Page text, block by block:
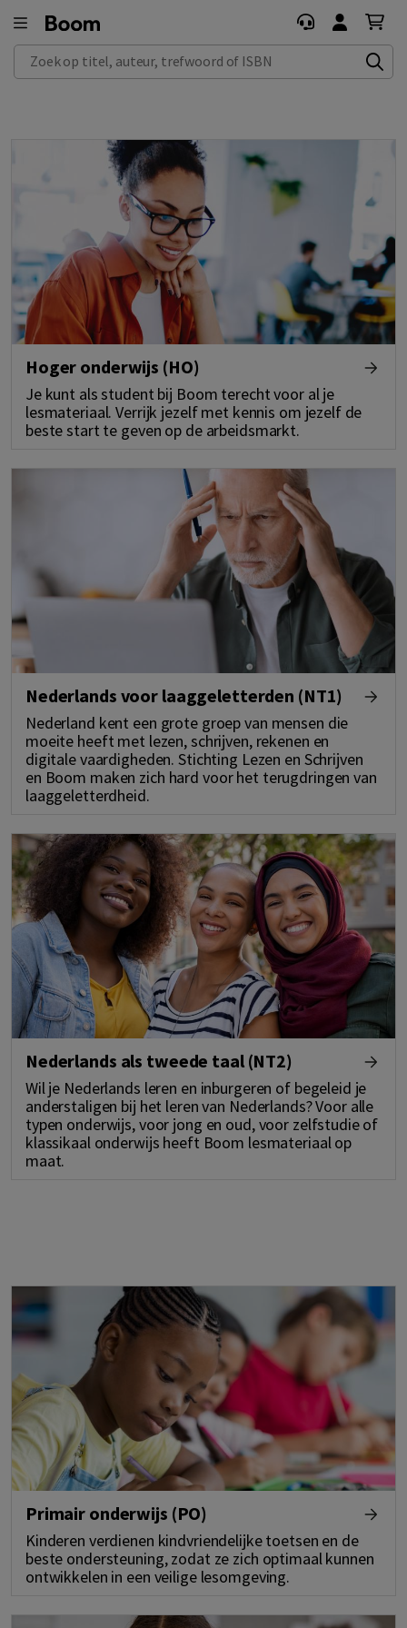
Zoek op titel, auteur, trefwoord of ISBN
Hoger onderwijs (HO)
Je kunt als student bij Boom terecht voor al je
lesmateriaal. Verrijk jezelf met kennis om jezelf de
beste start te geven op de arbeidsmarkt.
Nederlands voor laaggeletterden (NT1)
Nederland kent een grote groep van mensen die
moeite heeft met lezen, schrijven, rekenen en
digitale vaardigheden. Stichting Lezen en Schrijven
en Boom maken zich hard voor het terugdringen van
laaggeletterdheid.
Nederlands als tweede taal (NT2)
Wil je Nederlands leren en inburgeren of begeleid je
anderstaligen bij het leren van Nederlands? Voor alle
typen onderwijs, voor jong en oud, voor zelfstudie of
klassikaal onderwijs heeft Boom lesmateriaal op
maat.
Primair onderwijs (PO)
Kinderen verdienen kindvriendelijke toetsen en de
beste ondersteuning, zodat ze zich optimaal kunnen
ontwikkelen in een veilige lesomgeving.